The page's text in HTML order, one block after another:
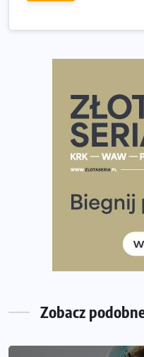
wybiera wyzwanie
Praska 5k Run
Największy Bieg
Ponad 12 tysięcy
Tętno vs tempo – czym
Co ma dużo białka?
Rozbiegany Olsztyn
Już w tę sobotę 35. Bieg
Wystartuje rekordowa
Zobacz